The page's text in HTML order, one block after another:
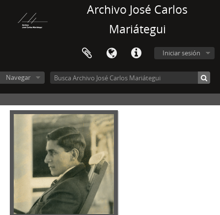
Archivo José Carlos
Mariátegui
Iniciar sesión
Navegar